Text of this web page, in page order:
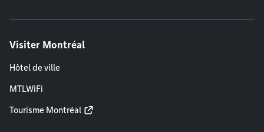
Visiter Montréal
Hôtel de ville
MTLWiFi
Tourisme Montréal